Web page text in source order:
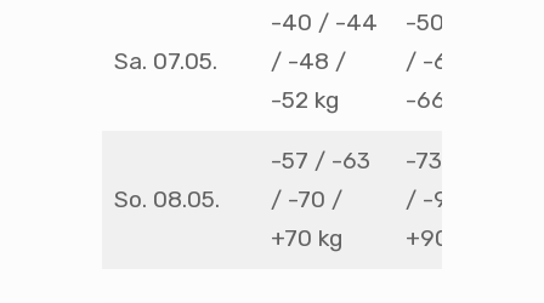
Sa. 07.05.
-40 / -44
/ -48 /
-52 kg
-50 / -55
/ -60 /
-66 kg
So. 08.05.
-57 / -63
/ -70 /
+70 kg
-73 / – 81
/ -90 /
+90 kg